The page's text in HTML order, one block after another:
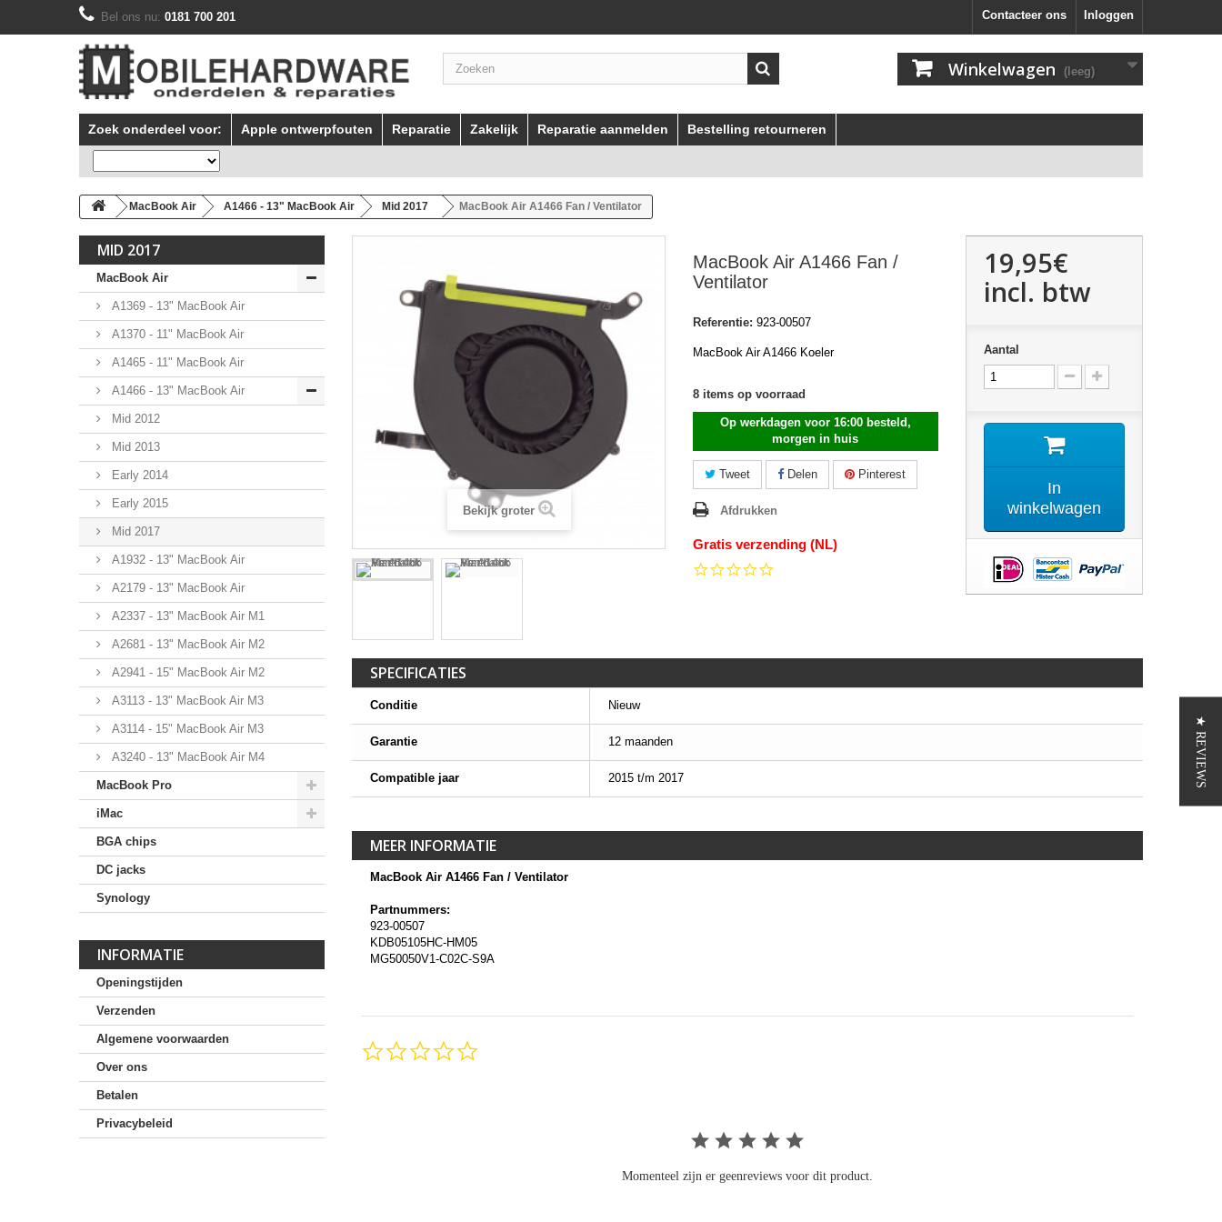
Inloggen
Contacteer ons
Bel ons nu: 0181 700 201
Winkelwagen (leeg)
Zoek onderdeel voor: Apple ontwerpfouten Reparatie Zakelijk Reparatie aanmelden Bestelling retourneren
MacBook Air A1466 - 13" MacBook Air Mid 2017 MacBook Air A1466 Fan / Ventilator
MID 2017
MacBook Air
A1369 - 13" MacBook Air
A1370 - 11" MacBook Air
A1465 - 11" MacBook Air
A1466 - 13" MacBook Air
Mid 2012
Mid 2013
Early 2014
Early 2015
Mid 2017
A1932 - 13" MacBook Air
A2179 - 13" MacBook Air
A2337 - 13" MacBook Air M1
A2681 - 13" MacBook Air M2
A2941 - 15" MacBook Air M2
A3113 - 13" MacBook Air M3
A3114 - 15" MacBook Air M3
A3240 - 13" MacBook Air M4
MacBook Pro
iMac
BGA chips
DC jacks
Synology
INFORMATIE
Openingstijden
Verzenden
Algemene voorwaarden
Over ons
Betalen
Privacybeleid
Bekijk groter
MacBook Air A1466 Fan /
Ventilator
Referentie: 923-00507
MacBook Air A1466 Koeler
8 items op voorraad
Op werkdagen voor 16:00 besteld,
morgen in huis
Tweet Delen Pinterest
Afdrukken
Gratis verzending (NL)
19,95€
incl. btw
Aantal
In
winkelwagen
SPECIFICATIES
Conditie Nieuw
Garantie 12 maanden
Compatible jaar 2015 t/m 2017
MEER INFORMATIE
MacBook Air A1466 Fan / Ventilator
Partnummers:
923-00507
KDB05105HC-HM05
MG50050V1-C02C-S9A
Momenteel zijn er geenreviews voor dit product.
★ REVIEWS